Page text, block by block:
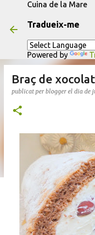
Cuina de la Mare
Tradueix-me
Powered by
Braç de
publicat per blogger el dia de